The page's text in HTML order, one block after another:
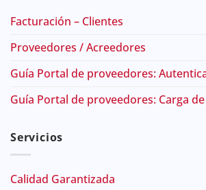
Facturación – Clientes
Proveedores / Acreedores
Guía Portal de proveedores:
Guía Portal de proveedores: Carga
Servicios
Calidad Garantizada